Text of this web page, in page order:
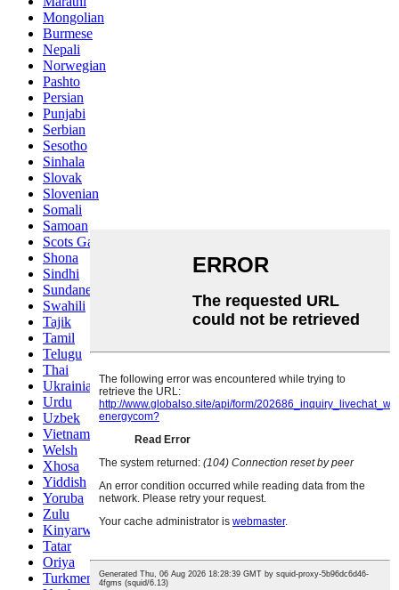
Mongolian
Burmese
Nepali
Norwegian
Pashto
Persian
Punjabi
Serbian
Sesotho
Sinhala
Slovak
Slovenian
Somali
Samoan
Scots Gaelic
Shona
Sindhi
Sundanese
Swahili
Tajik
Tamil
Telugu
Thai
Ukrainian
Urdu
Uzbek
Vietnamese
Welsh
Xhosa
Yiddish
Yoruba
Zulu
Kinyarwanda
Tatar
Oriya
Turkmen